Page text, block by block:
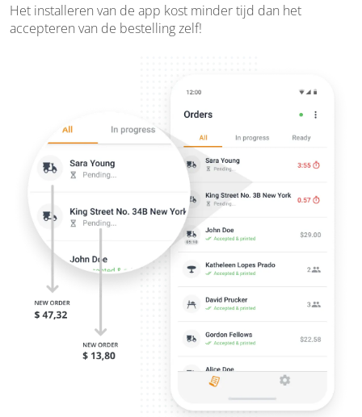
Het installeren van de app kost minder tijd dan het
accepteren van de bestelling zelf!